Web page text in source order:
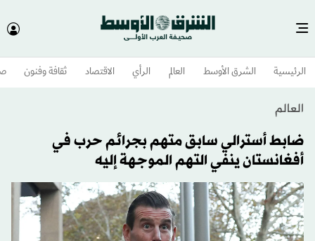
الرئيسية الشرق الأوسط​ العالم الرأي الاقتصاد ثقافة وفنون
العالم
ضابط أسترالي سابق متهم بجرائم حرب في
أفغانستان ينفي التهم الموجهة إليه